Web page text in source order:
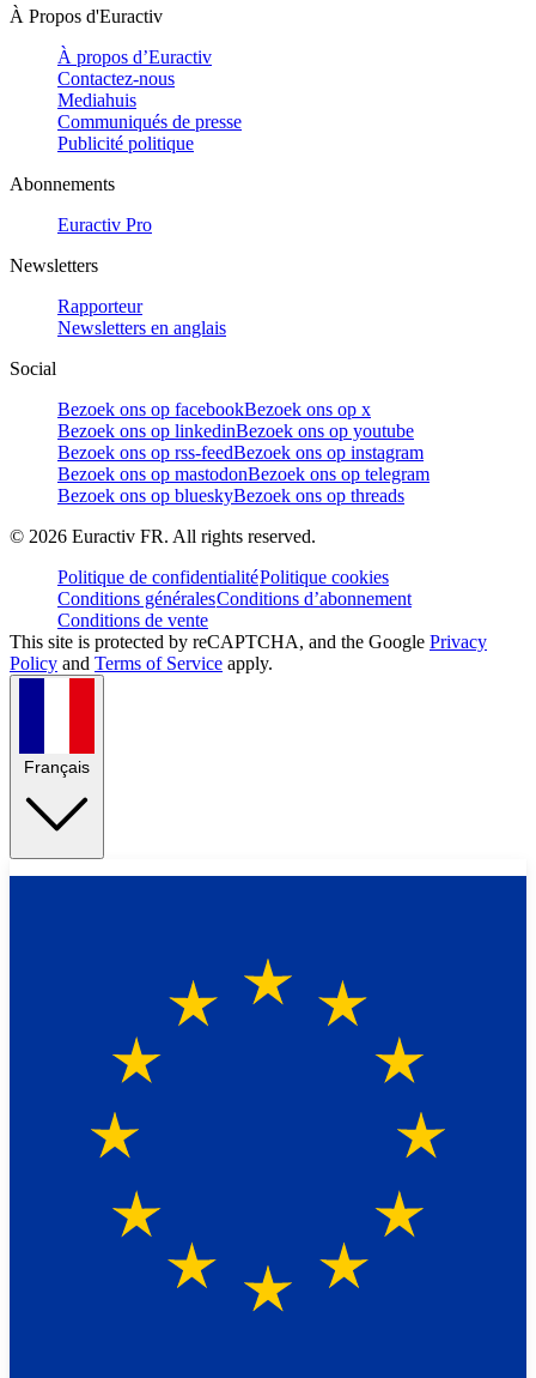
À Propos d'Euractiv
À propos d’Euractiv
Contactez-nous
Mediahuis
Communiqués de presse
Publicité politique
Abonnements
Euractiv Pro
Newsletters
Rapporteur
Newsletters en anglais
Social
Bezoek ons op facebookBezoek ons op x
Bezoek ons op linkedinBezoek ons op youtube
Bezoek ons op rss-feedBezoek ons op instagram
Bezoek ons op mastodonBezoek ons op telegram
Bezoek ons op blueskyBezoek ons op threads
© 2026 Euractiv FR. All rights reserved.
Politique de confidentialitéPolitique cookies
Conditions généralesConditions d’abonnement
Conditions de vente
This site is protected by reCAPTCHA, and the Google Privacy
Policy and Terms of Service apply.
Français